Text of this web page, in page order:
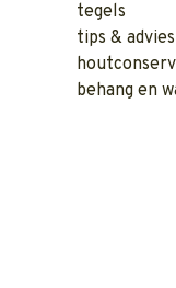
tegels
tips & advies
behang en